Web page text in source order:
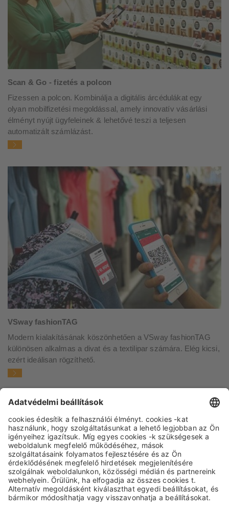
Scan & Go - fizetés a polcon
Fizessen a polcon. Kombinálja a digitális árcédulákat egy
olyan mobilfizetési megoldással, amely innovatív vásárlási
élményt nyújt ügyfeleinek & lehetővé teszi a teljesen
automatizált számlázást.
VSway fashionTAG
Modern kialakításának köszönhetően a VSway fashionTAG
különösen alkalmas a divat és a textilipar számára. Elég kicsi,
ezért ideálisan rögzíthető.